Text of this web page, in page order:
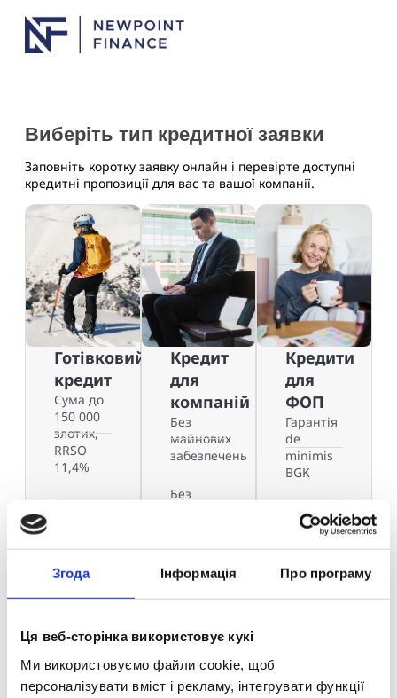
Згода Інформація Про програму
Ця веб-сторінка використовує кукі
Ми використовуємо файли cookie, щоб
персоналізувати вміст і рекламу, інтегрувати функції
Виберіть тип кредитної заявки
Заповніть коротку заявку онлайн і перевірте доступні
кредитні пропозиції для вас та вашої компанії.
Готівковий
кредит
Сума до
150 000
злотих,
RRSO
11,4%
Подайте
заявку
Кредит
для
компаній
Без
майнових
забезпечень
Без
Кредити
для
ФОП
Гарантія
de
minimis
BGK
Будь-яка
мета
заявку